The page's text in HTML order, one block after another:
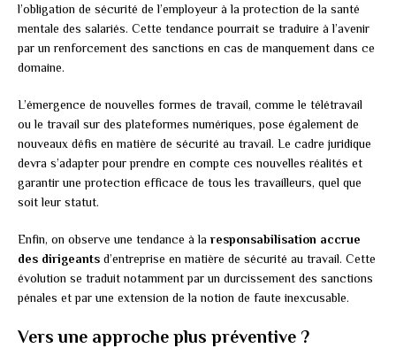
l’obligation de sécurité de l’employeur à la protection de la santé
mentale des salariés. Cette tendance pourrait se traduire à l’avenir
par un renforcement des sanctions en cas de manquement dans ce
domaine.
L’émergence de nouvelles formes de travail, comme le télétravail
ou le travail sur des plateformes numériques, pose également de
nouveaux défis en matière de sécurité au travail. Le cadre juridique
devra s’adapter pour prendre en compte ces nouvelles réalités et
garantir une protection efficace de tous les travailleurs, quel que
soit leur statut.
Enfin, on observe une tendance à la responsabilisation accrue
des dirigeants d’entreprise en matière de sécurité au travail. Cette
évolution se traduit notamment par un durcissement des sanctions
pénales et par une extension de la notion de faute inexcusable.
Vers une approche plus préventive ?